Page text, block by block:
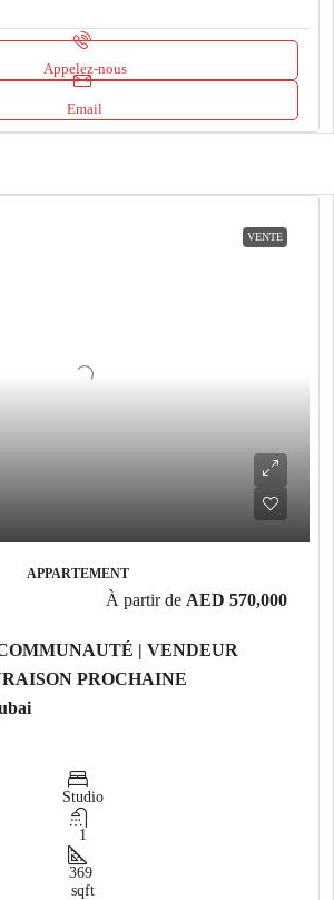
Appelez-nous
Email
VENTE
APPARTEMENT
À partir de AED 570,000
| VENDEUR
PROCHAINE
Studio
1
369
sqft